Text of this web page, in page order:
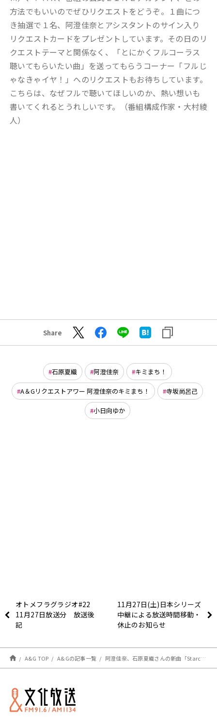
方法でもいいのでぜひリクエストをどうぞ。１曲につ
き抽選で１名、阿澄佳奈とアシスタントのサイン入り
リクエストカードをプレゼントしています。その日のリ
クエストテーマと関係なく、「とにかくフルコーラス
聴いてもらいたい曲」を送ってもらうコーナー「フルじ
ゃなきゃイヤ！」へのリクエストもお待ちしています。
こちらは、なぜフルで聴いてほしいのか、熱い想いも
書いてくれるとうれしいです。（番組構成作家・大村綾
人）
Share
石原夏織 阿澄佳奈 キミまち！
A＆Gリクエストアワー 阿澄佳奈のキミまち！ 寺坂尚呂己
小日向ゆか
オトメフラグラジオ#22
11月27日放送分 放送後
記
11月27日(土)日本シリーズ
中継による放送時間移動・
休止のお知らせ
A&G TOP A&Gの記事一覧 阿澄佳奈、石原夏織さんの新曲「Starcast」を大絶賛！！キミまち！１１月２７日レポート